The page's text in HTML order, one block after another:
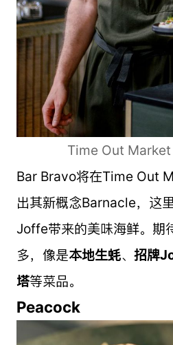
Time Out
Bar Bravo将在Time Out
出其新概念Barnacle，这
Joffe带来的美味海鲜。 期
多，像是本地生蚝、 招牌
塔等菜品。
Peacock